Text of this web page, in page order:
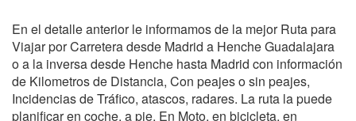
En el detalle anterior le informamos de la mejor Ruta para
Viajar por Carretera desde Madrid a Henche Guadalajara
o a la inversa desde Henche hasta Madrid con información
de Kilometros de Distancia, Con peajes o sin peajes,
Incidencias de Tráfico, atascos, radares. La ruta la puede
planificar en coche, a pie, En Moto, en bicicleta, en